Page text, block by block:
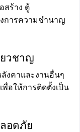
สร้าง ตู้
การความชำนาญ
วชาญ
ลังคาและงานอื่นๆ
พื่อให้การติดตั้งเป็น
อดภัย